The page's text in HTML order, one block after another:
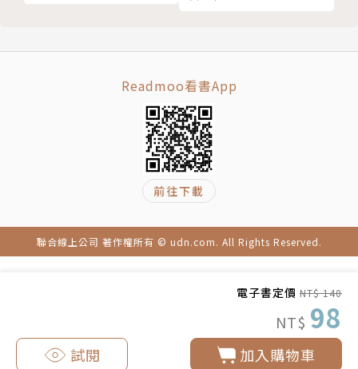
電子書定價 NT$ 140
NT$ 98
加入購物車
試閱
Readmoo看書App
前往下載
聯合線上公司 著作權所有 © udn.com. All Rights Reserved.